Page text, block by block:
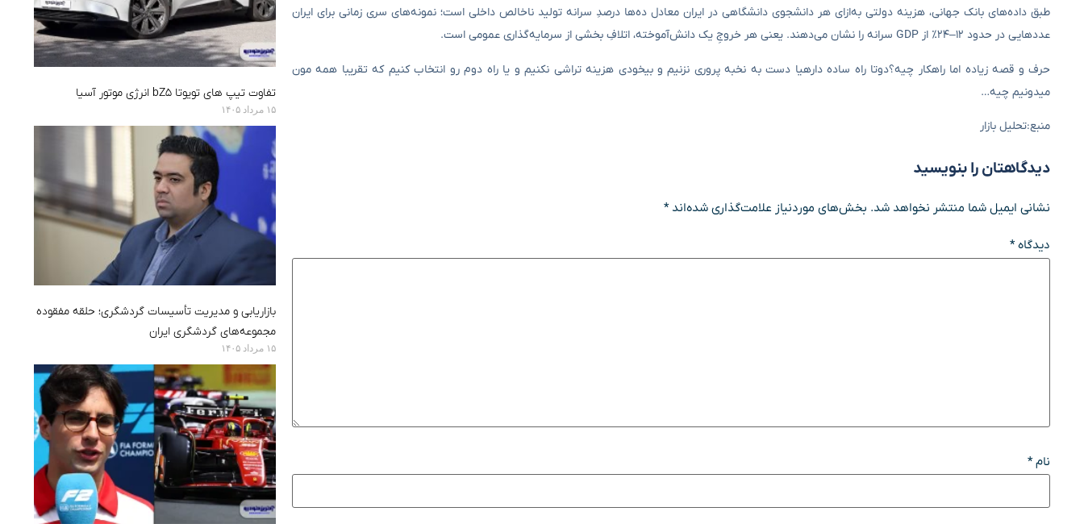
طبق داده‌های بانک جهانی، هزینه دولتی به‌ازای هر دانشجوی دانشگاهی در ایران معادل ده‌ها درصدِ سرانه تولید ناخالص داخلی است؛ نمونه‌های سری زمانی برای ایران
عددهایی در حدود ۱۲–۲۴٪ از GDP سرانه را نشان می‌دهند. یعنی هر خروجِ یک دانش‌آموخته، اتلافِ بخشی از سرمایه‌گذاری عمومی است.
حرف و قصه زیاده اما راهکار چیه؟دوتا راه ساده دارهیا دست به نخبه پروری نزنیم و بیخودی هزینه تراشی نکنیم و یا راه دوم رو انتخاب کنیم که تقریبا همه مون
میدونیم چیه…
منبع:تحلیل بازار
دیدگاهتان را بنویسید
نشانی ایمیل شما منتشر نخواهد شد. بخش‌های موردنیاز علامت‌گذاری شده‌اند*
دیدگاه*
نام*
تفاوت تیپ های تویوتا bZ5 انرژی موتور آسیا
۱۵ مرداد ۱۴۰۵
بازاریابی و مدیریت تأسیسات گردشگری؛ حلقه مفقوده
مجموعه‌های گردشگری ایران
۱۵ مرداد ۱۴۰۵